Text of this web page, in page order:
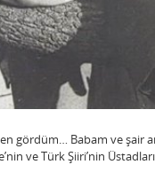
gördüm… Babam ve şair
ve Türk Şiiri’nin